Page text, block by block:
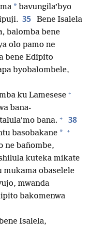
* bavungila’byo
35
Bene Isalela
balomba bene
olo pamo ne
bene Edipito
byobalombele,
ku Lamesese +
bana-
bana. + 38
basobakane * +
ne bañombe,
kutēka mikate
obaselele
mwanda
bakomenwa
Isalela,